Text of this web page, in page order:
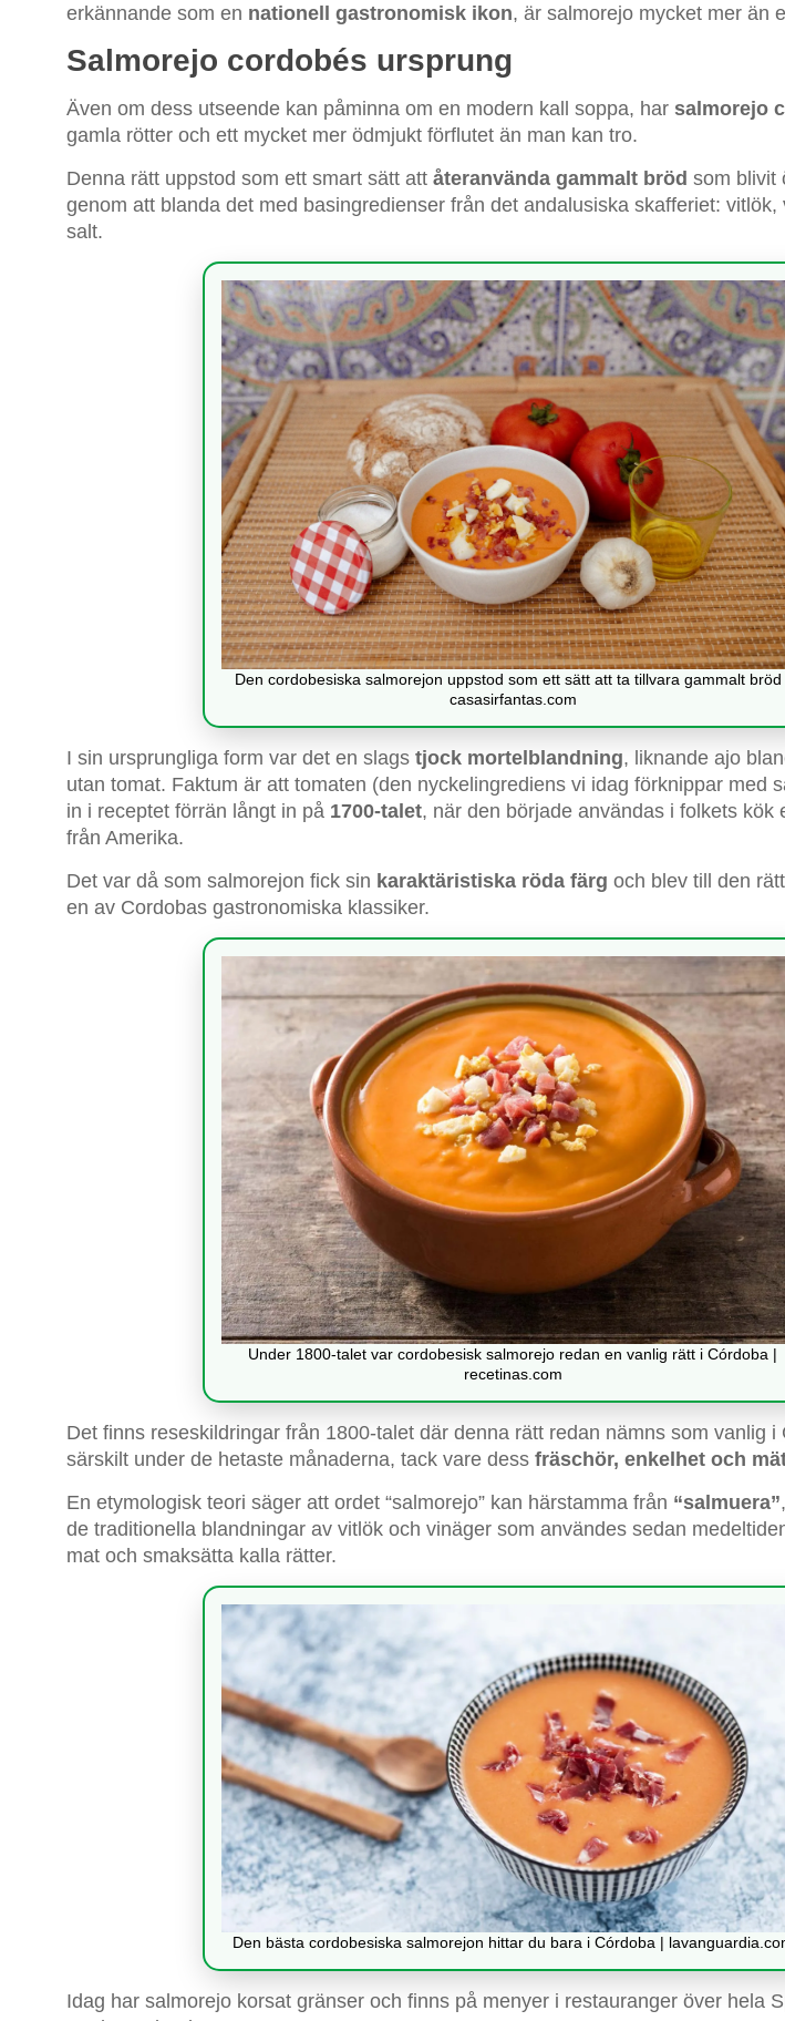
erkännande som en nationell gastronomisk ikon, är salmorejo mycket mer än
Salmorejo cordobés ursprung
Även om dess utseende kan påminna om en modern kall soppa, har salmorejo
gamla rötter och ett mycket mer ödmjukt förflutet än man kan tro.
Denna rätt uppstod som ett smart sätt att återanvända gammalt bröd som blivit
genom att blanda det med basingredienser från det andalusiska skafferiet: vitlök,
salt.
Den cordobesiska salmorejon uppstod som ett sätt att ta tillvara gammalt bröd
casasirfantas.com
I sin ursprungliga form var det en slags tjock mortelblandning, liknande ajo
utan tomat. Faktum är att tomaten (den nyckelingrediens vi idag förknippar med
in i receptet förrän långt in på 1700-talet, när den började användas i folkets kök
från Amerika.
Det var då som salmorejon fick sin karaktäristiska röda färg och blev till den
en av Cordobas gastronomiska klassiker.
Under 1800-talet var cordobesisk salmorejo redan en vanlig rätt i Córdoba |
recetinas.com
Det finns reseskildringar från 1800-talet där denna rätt redan nämns som vanlig i
särskilt under de hetaste månaderna, tack vare dess fräschör, enkelhet och
En etymologisk teori säger att ordet “salmorejo” kan härstamma från “salmuera”
de traditionella blandningar av vitlök och vinäger som användes sedan
mat och smaksätta kalla rätter.
Den bästa cordobesiska salmorejon hittar du bara i Córdoba |
Idag har salmorejo korsat gränser och finns på menyer i restauranger över hela